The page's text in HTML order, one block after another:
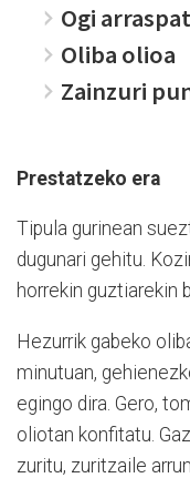
Ogi
Oliba olioa
Zainzuri
Prestatzeko era
Tipula gurinean
dugunari gehitu.
horrekin guztiarekin
Hezurrik gabeko
minutuan,
egingo dira. Gero,
oliotan konfitatu.
zuritu, zuritzaile